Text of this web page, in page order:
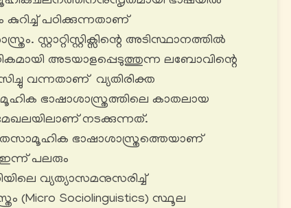
കുറിച്ച് പഠിക്കുന്നതാണ്
സ്റ്റാറ്റിസ്റ്റിക്സിന്റെ അടിസ്ഥാനത്തിൽ
അടയാളപ്പെടുത്തുന്ന ലബോവിന്റെ
വന്നതാണ് വ്യതിരിക്ത
ഭാഷാശാസ്ത്രത്തിലെ കാതലായ
നടക്കുന്നത്.
ഭാഷാശാസ്ത്രത്തെയാണ്
ഇന്ന് പലരും
വ്യത്യാസമനുസരിച്ച്
(Micro Sociolinguistics) സ്ഥൂല